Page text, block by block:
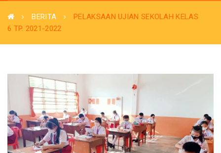
BERITA
PELAKSAAN UJIAN SEKOLAH KELAS
6 TP. 2021-2022